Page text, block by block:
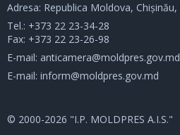
Adresa: Republica Moldova,
Tel.: +373 22 23-34-28
Fax: +373 22 23-26-98
E-mail: anticamera@moldpres.gov.md
E-mail: inform@moldpres.gov.md
© 2000-2026 "I.P. MOLDPRES A.I.S."